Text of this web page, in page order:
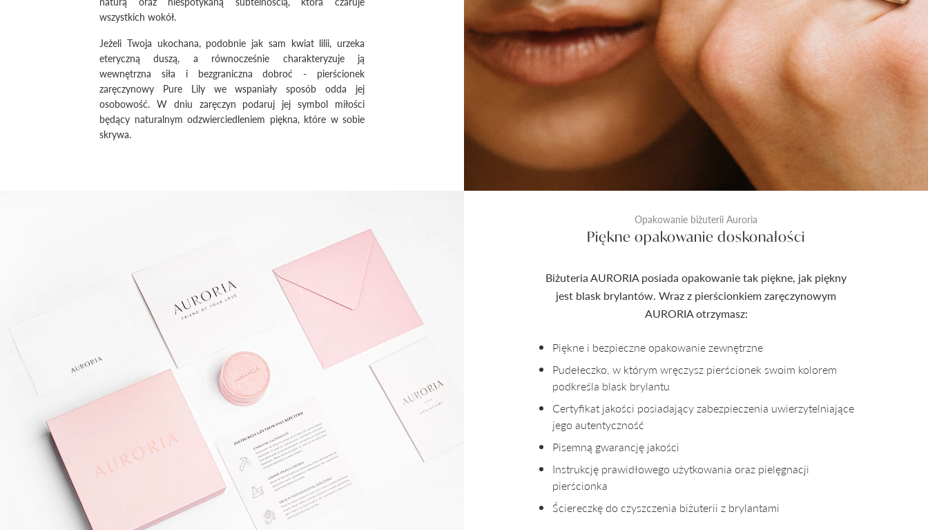
wszystkich wokół.
Jeżeli Twoja ukochana, podobnie jak sam kwiat lilii, urzeka
eteryczną duszą, a równocześnie charakteryzuje ją
wewnętrzna siła i bezgraniczna dobroć - pierścionek
zaręczynowy Pure Lily we wspaniały sposób odda jej
osobowość. W dniu zaręczyn podaruj jej symbol miłości
będący naturalnym odzwierciedleniem piękna, które w sobie
skrywa.
Opakowanie biżuterii Auroria
Piękne opakowanie doskonałości
Biżuteria AURORIA posiada opakowanie tak piękne, jak piękny
jest blask brylantów. Wraz z pierścionkiem zaręczynowym
AURORIA otrzymasz:
Piękne i bezpieczne opakowanie zewnętrzne
Pudełeczko, w którym wręczysz pierścionek swoim kolorem
podkreśla blask brylantu
Certyfikat jakości posiadający zabezpieczenia uwierzytelniające
jego autentyczność
Pisemną gwarancję jakości
Instrukcję prawidłowego użytkowania oraz pielęgnacji
pierścionka
Ściereczkę do czyszczenia biżuterii z brylantami